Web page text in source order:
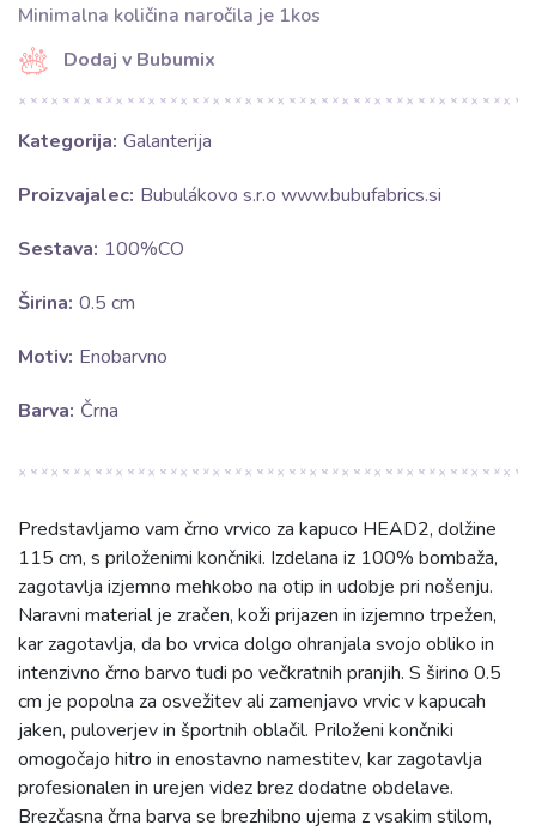
Minimalna količina naročila je 1kos
Dodaj v Bubumix
Kategorija: Galanterija
Proizvajalec: Bubulákovo s.r.o www.bubufabrics.si
Sestava: 100%CO
Širina: 0.5 cm
Motiv: Enobarvno
Barva: Črna
Predstavljamo vam črno vrvico za kapuco HEAD2, dolžine
115 cm, s priloženimi končniki. Izdelana iz 100% bombaža,
zagotavlja izjemno mehkobo na otip in udobje pri nošenju.
Naravni material je zračen, koži prijazen in izjemno trpežen,
kar zagotavlja, da bo vrvica dolgo ohranjala svojo obliko in
intenzivno črno barvo tudi po večkratnih pranjih. S širino 0.5
cm je popolna za osvežitev ali zamenjavo vrvic v kapucah
jaken, puloverjev in športnih oblačil. Priloženi končniki
omogočajo hitro in enostavno namestitev, kar zagotavlja
profesionalen in urejen videz brez dodatne obdelave.
Brezčasna črna barva se brezhibno ujema z vsakim stilom,